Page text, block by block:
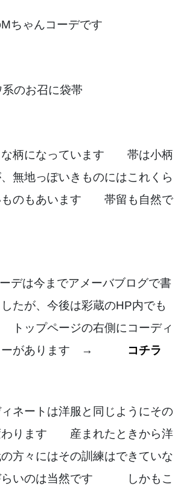
ちゃんコーデです
のお召に袋帯
な柄になっています 帯は小柄
無地っぽいきものにはこれくら
ものもあいます 帯留も自然で
デは今までアメーバブログで書
たが、今後は彩蔵のHP内でも
ップページの右側にコーディ
リーがあります → コチラ
ネートは洋服と同じようにその
わります 産まれたときから洋
方々にはその訓練はできていな
らいのは当然です しかもこ